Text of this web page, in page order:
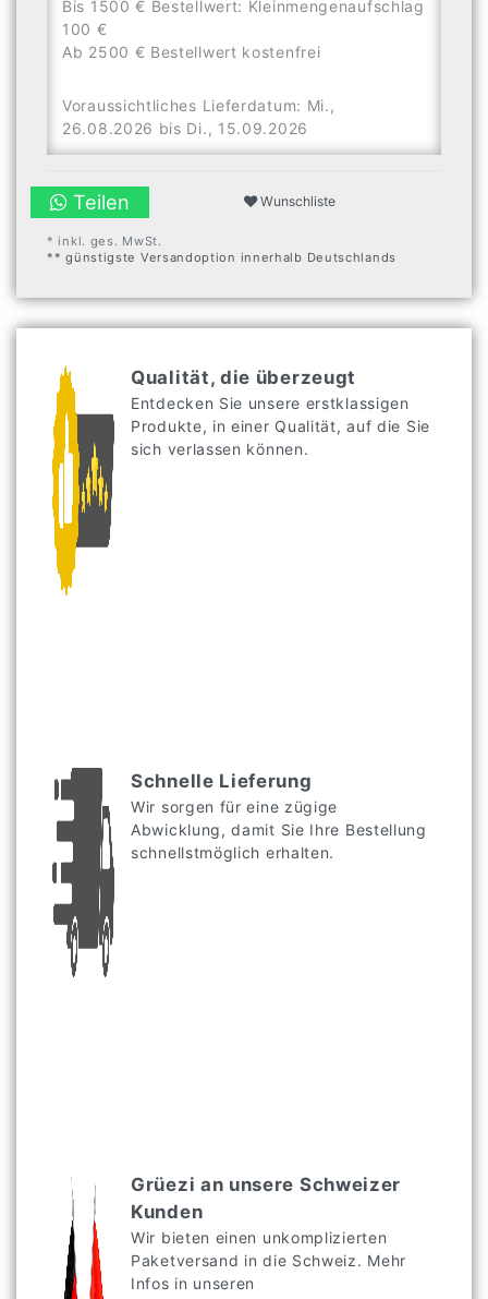
Bis 1500 € Bestellwert: Kleinmengenaufschlag
100 €
Ab 2500 € Bestellwert kostenfrei
Voraussichtliches Lieferdatum: Mi.,
26.08.2026 bis Di., 15.09.2026
Teilen Wunschliste
* inkl. ges. MwSt.
** günstigste Versandoption innerhalb Deutschlands
Qualität, die überzeugt
Entdecken Sie unsere erstklassigen
Produkte, in einer Qualität, auf die Sie
sich verlassen können.
Schnelle Lieferung
Wir sorgen für eine zügige
Abwicklung, damit Sie Ihre Bestellung
schnellstmöglich erhalten.
Grüezi an unsere Schweizer
Kunden
Wir bieten einen unkomplizierten
Paketversand in die Schweiz. Mehr
Infos in unseren